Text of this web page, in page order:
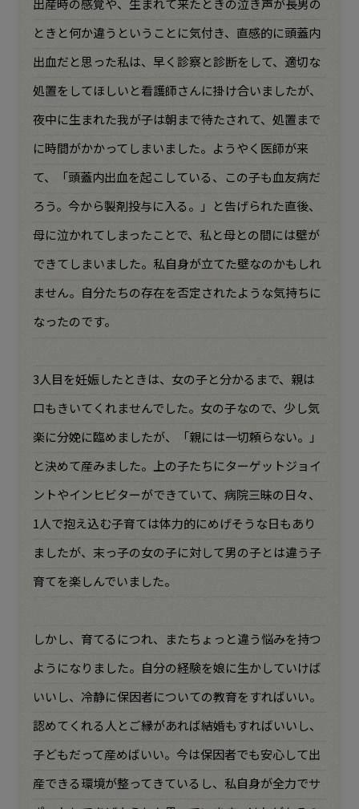
出産時の感覚や、生まれて来たときの泣き声が長男の
ときと何か違うということに気付き、直感的に頭蓋内
出血だと思った私は、早く診察と診断をして、適切な
処置をしてほしいと看護師さんに掛け合いましたが、
夜中に生まれた我が子は朝まで待たされて、処置まで
に時間がかかってしまいました。ようやく医師が来
て、「頭蓋内出血を起こしている、この子も血友病だ
ろう。今から製剤投与に入る。」と告げられた直後、
母に泣かれてしまったことで、私と母との間には壁が
できてしまいました。私自身が立てた壁なのかもしれ
ません。自分たちの存在を否定されたような気持ちに
なったのです。
3人目を妊娠したときは、女の子と分かるまで、親は
口もきいてくれませんでした。女の子なので、少し気
楽に分娩に臨めましたが、「親には一切頼らない。」
と決めて産みました。上の子たちにターゲットジョイ
ントやインヒビターができていて、病院三昧の日々、
1人で抱え込む子育ては体力的にめげそうな日もあり
ましたが、末っ子の女の子に対して男の子とは違う子
育てを楽しんでいました。
しかし、育てるにつれ、またちょっと違う悩みを持つ
ようになりました。自分の経験を娘に生かしていけば
いいし、冷静に保因者についての教育をすればいい。
認めてくれる人とご縁があれば結婚もすればいいし、
子どもだって産めばいい。今は保因者でも安心して出
産できる環境が整ってきているし、私自身が全力でサ